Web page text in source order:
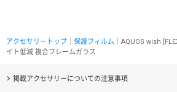
アクセサリートップ 保護フィルム ｜AQUOS wish
イト低減 複合フレームガラス
掲載アクセサリーについての注意事項